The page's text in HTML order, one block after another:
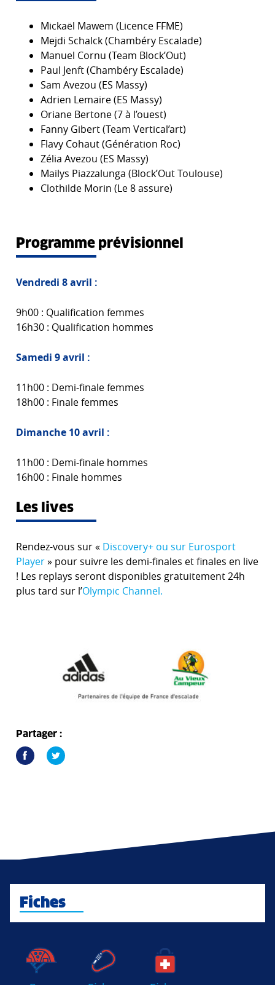
Mickaël Mawem (Licence FFME)
Mejdi Schalck (Chambéry Escalade)
Manuel Cornu (Team Block’Out)
Paul Jenft (Chambéry Escalade)
Sam Avezou (ES Massy)
Adrien Lemaire (ES Massy)
Oriane Bertone (7 à l’ouest)
Fanny Gibert (Team Vertical’art)
Flavy Cohaut (Génération Roc)
Zélia Avezou (ES Massy)
Mailys Piazzalunga (Block’Out Toulouse)
Clothilde Morin (Le 8 assure)
Programme prévisionnel
Vendredi 8 avril :
9h00 : Qualification femmes
16h30 : Qualification hommes
Samedi 9 avril :
11h00 : Demi-finale femmes
18h00 : Finale femmes
Dimanche 10 avril :
11h00 : Demi-finale hommes
16h00 : Finale hommes
Les lives
Rendez-vous sur « Discovery+ ou sur Eurosport
Player» pour suivre les demi-finales et finales en live
! Les replays seront disponibles gratuitement 24h
plus tard sur l’Olympic Channel.
Partager :
Fiches